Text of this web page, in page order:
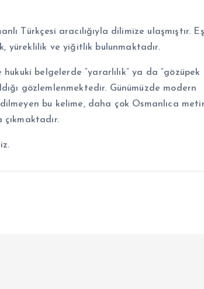
Türkçesi aracılığıyla dilimize ulaşmıştır. Eş
yüreklilik ve yiğitlik bulunmaktadır.
belgelerde “yararlılık” ya da “gözüpek
gözlemlenmektedir. Günümüzde modern
bu kelime, daha çok Osmanlıca